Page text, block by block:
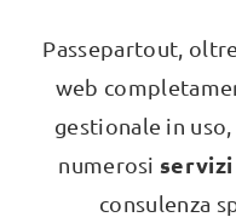
Passepartout,
web
gestionale in
numerosi
consulenza